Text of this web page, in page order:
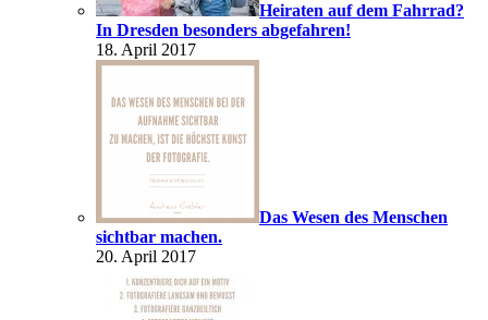
Heiraten auf dem Fahrrad?
In Dresden besonders abgefahren!
18. April 2017
Das Wesen des Menschen
sichtbar machen.
20. April 2017